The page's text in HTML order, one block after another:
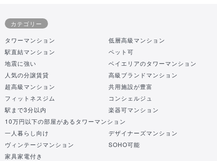
カテゴリー
タワーマンション
低層高級マンション
駅直結マンション
ペット可
地震に強い
ベイエリアのタワーマンション
人気の分譲賃貸
高級ブランドマンション
超高級マンション
共用施設が豊富
フィットネスジム
コンシェルジュ
駅まで3分以内
楽器可マンション
10万円以下の部屋があるタワーマンション
一人暮らし向け
デザイナーズマンション
ヴィンテージマンション
SOHO可能
家具家電付き